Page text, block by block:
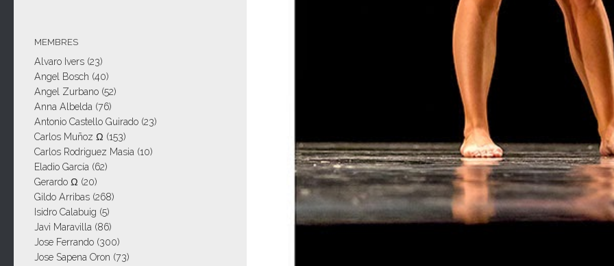
MEMBRES
Alvaro Ivers (23)
Angel Bosch (40)
Angel Zurbano (52)
Anna Albelda (76)
Antonio Castello Guirado (23)
Carlos Muñoz Ω (153)
Carlos Rodriguez Masia (10)
Eladio García (62)
Gerardo Ω (20)
Gildo Arribas (268)
Isidro Calabuig (5)
Javi Maravilla (86)
Jose Ferrando (300)
Jose Sapena Oron (73)